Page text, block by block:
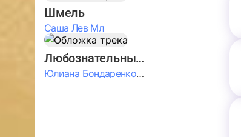
Шмель
Саша Лев Мл
Любознательные Дети
Юлиана Бондаренко & Амелия Колпакова & Егор Егоров & Валерия Шевченко & Ксюша Косичкина